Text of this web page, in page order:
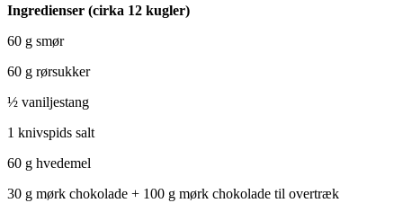
Ingredienser (cirka 12 kugler)
60 g smør
60 g rørsukker
½ vaniljestang
1 knivspids salt
60 g hvedemel
30 g mørk chokolade + 100 g mørk chokolade til overtræk